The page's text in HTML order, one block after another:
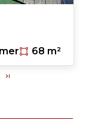
68 m²